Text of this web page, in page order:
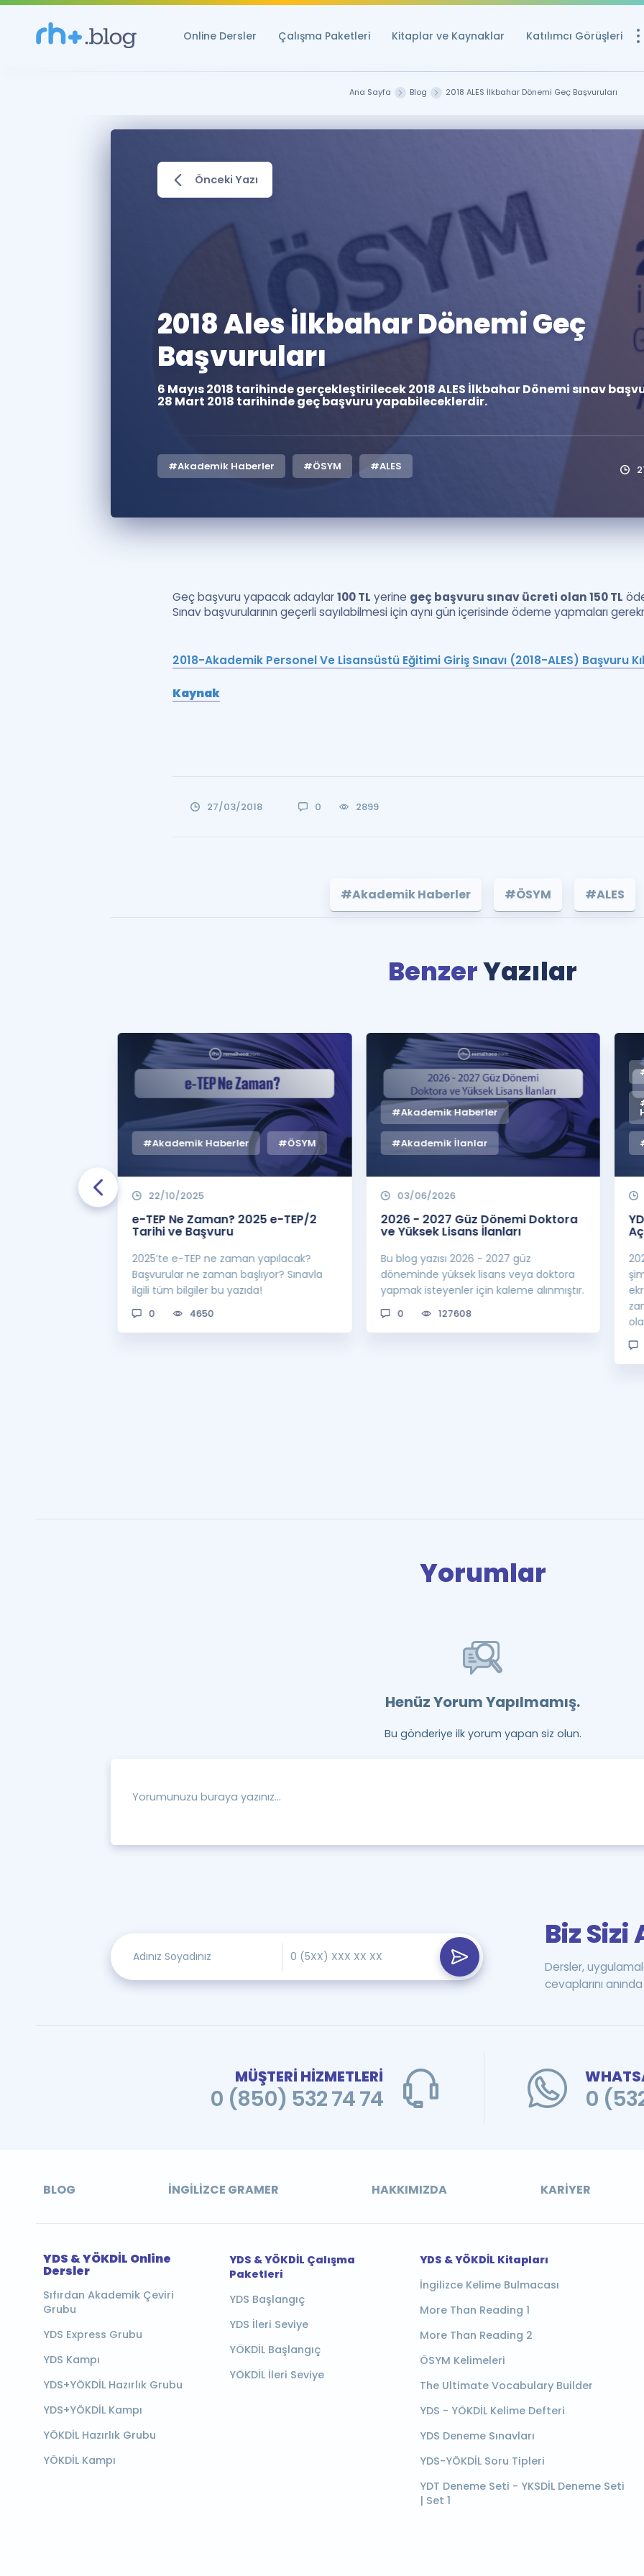
Online Dersler Çalışma Paketleri Kitaplar ve Kaynaklar Katılımcı Görüşleri
Ücretsiz
İngilizce
Puan
YDS ve YÖKDİL
Rehberlik Aracı
YDS ve
ÖSYM Sınav
Tüm ÖSYM
Kampanyalar
Eğitim ve
Blog
YDS - YÖKDİL
İngilizce Gramer
Ana Sayfa Blog 2018 ALES İlkbahar Dönemi Geç Başvuruları
Önceki Yazı
2018 Ales İlkbahar Dönemi Geç
Başvuruları
6 Mayıs 2018 tarihinde gerçekleştirilecek 2018 ALES İlkbahar Dönemi sınav
28 Mart 2018 tarihinde geç başvuru yapabileceklerdir.
#Akademik Haberler #ÖSYM #ALES
Geç başvuru yapacak adaylar100 TL yerine geç başvuru sınav ücreti olan 150 TL
Sınav başvurularının geçerli sayılabilmesi için aynı gün içerisinde ödeme yapmaları
2018-Akademik Personel Ve Lisansüstü Eğitimi Giriş Sınavı (2018-ALES) Başvuru
Kaynak
27/03/2018 0 2899
#Akademik Haberler #ÖSYM #ALES
BenzerYazılar
#Akademik Haberler #ÖSYM
22/10/2025
e-TEP Ne Zaman? 2025 e-TEP/2
Tarihi ve Başvuru
2025’te e-TEP ne zaman yapılacak?
Başvurular ne zaman başlıyor? Sınavla
ilgili tüm bilgiler bu yazıda!
0 4650
#Akademik Haberler
#Akademik İlanlar
03/06/2026
2026 - 2027 Güz Dönemi Doktora
ve Yüksek Lisans İlanları
Bu blog yazısı 2026 - 2027 güz
döneminde yüksek lisans veya doktora
yapmak isteyenler için kaleme alınmıştır.
0 127608
Yorumlar
Henüz Yorum Yapılmamış.
Bu gönderiye ilk yorum yapan siz olun.
Biz Sizi
Dersler,
cevaplarını anında
MÜŞTERİ HİZMETLERİ
0 (850) 532 74 74 0
BLOG İNGILIZCE GRAMER HAKKIMIZDA KARIYER
YDS & YÖKDİL Online
Dersler
Sıfırdan Akademik Çeviri
Grubu
YDS Express Grubu
YDS Kampı
YDS+YÖKDİL Hazırlık Grubu
YDS+YÖKDİL Kampı
YÖKDİL Hazırlık Grubu
YÖKDİL Kampı
YDS & YÖKDİL Çalışma
Paketleri
YDS Başlangıç
YDS İleri Seviye
YÖKDİL Başlangıç
YÖKDİL İleri Seviye
YDS & YÖKDİL Kitapları
İngilizce Kelime Bulmacası
More Than Reading 1
More Than Reading 2
ÖSYM Kelimeleri
The Ultimate Vocabulary Builder
YDS - YÖKDİL Kelime Defteri
YDS Deneme Sınavları
YDS-YÖKDİL Soru Tipleri
YDT Deneme Seti - YKSDİL Deneme Seti
| Set 1